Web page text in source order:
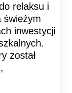
relaksu i
świeżym
inwestycji
został